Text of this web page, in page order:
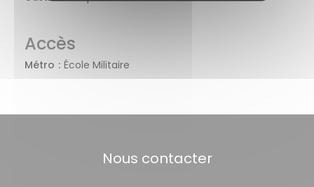
Accès
Métro École Militaire
Nous contacter